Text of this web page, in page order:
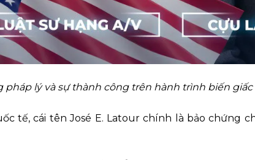
pháp lý và sự thành công trên hành trình biến
tế, cái tên José E. Latour chính là bảo chứng